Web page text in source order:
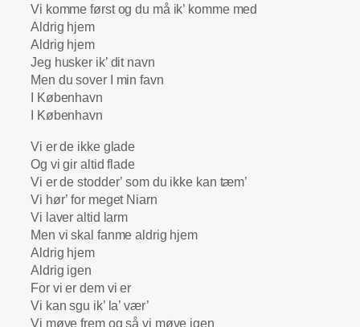
Vi komme først og du må ik’ komme med
Aldrig hjem
Aldrig hjem
Jeg husker ik’ dit navn
Men du sover I min favn
I København
I København
Vi er de ikke glade
Og vi gir altid flade
Vi er de stodder’ som du ikke kan tæm’
Vi hør’ for meget Niarn
Vi laver altid larm
Men vi skal fanme aldrig hjem
Aldrig hjem
Aldrig igen
For vi er dem vi er
Vi kan sgu ik’ la’ vær’
Vi møve frem og så vi møve igen